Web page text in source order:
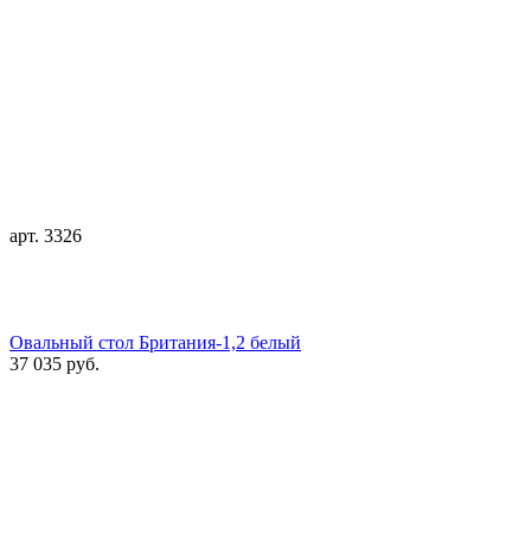
арт. 3326
Овальный стол Британия-1,2 белый
37 035 руб.